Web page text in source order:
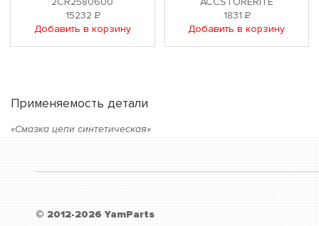
15232Р
Добавить в корзину
1831Р
Добавить в корзину
Применяемость детали
«Смазка цепи синтетическая»
© 2012-2026 YamParts